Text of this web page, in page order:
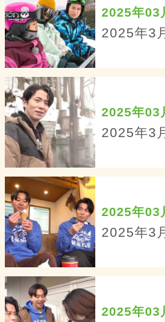
2025年03
2025年3
2025年03
2025年3
2025年03
2025年3
2025年03